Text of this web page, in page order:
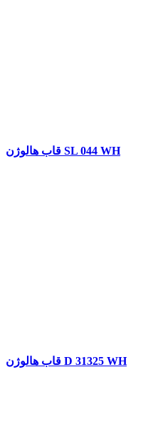
قاب هالوژن SL 044 WH
قاب هالوژن D 31325 WH